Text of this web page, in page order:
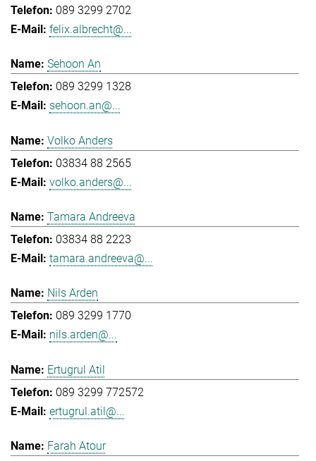
089 3299 2702
felix.albrecht@...
Sehoon An
089 3299 1328
sehoon.an@...
Volko Anders
03834 88 2565
volko.anders@...
Tamara Andreeva
03834 88 2223
tamara.andreeva@...
Nils Arden
089 3299 1770
nils.arden@...
Ertugrul Atil
089 3299 772572
ertugrul.atil@...
Farah Atour